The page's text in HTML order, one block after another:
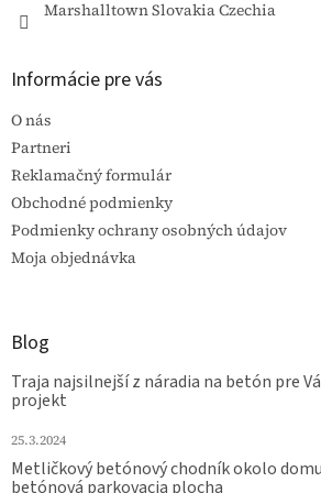
Marshalltown Slovakia Czechia
Informácie pre vás
O nás
Partneri
Reklamačný formulár
Obchodné podmienky
Podmienky ochrany osobných údajov
Moja objednávka
Blog
Traja najsilnejší z náradia na betón pre
projekt
25.3.2024
Metličkový betónový chodník okolo
betónová parkovacia plocha